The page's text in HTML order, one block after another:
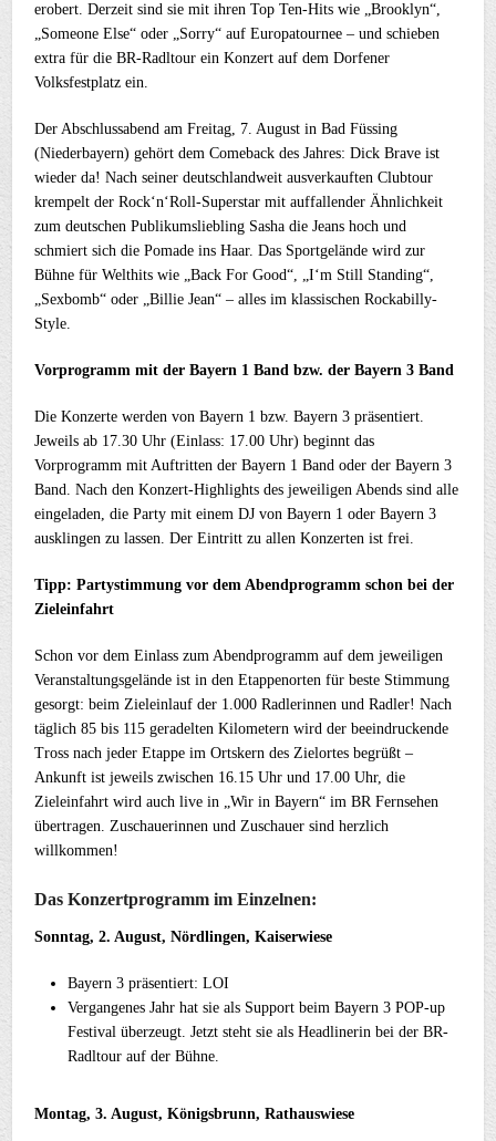
erobert. Derzeit sind sie mit ihren Top Ten-Hits wie „Brooklyn“,
„Someone Else“ oder „Sorry“ auf Europatournee – und schieben
extra für die BR-Radltour ein Konzert auf dem Dorfener
Volksfestplatz ein.
Der Abschlussabend am Freitag, 7. August in Bad Füssing
(Niederbayern) gehört dem Comeback des Jahres: Dick Brave ist
wieder da! Nach seiner deutschlandweit ausverkauften Clubtour
krempelt der Rock‘n‘Roll-Superstar mit auffallender Ähnlichkeit
zum deutschen Publikumsliebling Sasha die Jeans hoch und
schmiert sich die Pomade ins Haar. Das Sportgelände wird zur
Bühne für Welthits wie „Back For Good“, „I‘m Still Standing“,
„Sexbomb“ oder „Billie Jean“ – alles im klassischen Rockabilly-
Style.
Vorprogramm mit der Bayern 1 Band bzw. der Bayern 3 Band
Die Konzerte werden von Bayern 1 bzw. Bayern 3 präsentiert.
Jeweils ab 17.30 Uhr (Einlass: 17.00 Uhr) beginnt das
Vorprogramm mit Auftritten der Bayern 1 Band oder der Bayern 3
Band. Nach den Konzert-Highlights des jeweiligen Abends sind alle
eingeladen, die Party mit einem DJ von Bayern 1 oder Bayern 3
ausklingen zu lassen. Der Eintritt zu allen Konzerten ist frei.
Tipp: Partystimmung vor dem Abendprogramm schon bei der
Zieleinfahrt
Schon vor dem Einlass zum Abendprogramm auf dem jeweiligen
Veranstaltungsgelände ist in den Etappenorten für beste Stimmung
gesorgt: beim Zieleinlauf der 1.000 Radlerinnen und Radler! Nach
täglich 85 bis 115 geradelten Kilometern wird der beeindruckende
Tross nach jeder Etappe im Ortskern des Zielortes begrüßt –
Ankunft ist jeweils zwischen 16.15 Uhr und 17.00 Uhr, die
Zieleinfahrt wird auch live in „Wir in Bayern“ im BR Fernsehen
übertragen. Zuschauerinnen und Zuschauer sind herzlich
willkommen!
Das Konzertprogramm im Einzelnen:
Sonntag, 2. August, Nördlingen, Kaiserwiese
Bayern 3 präsentiert: LOI
Vergangenes Jahr hat sie als Support beim Bayern 3 POP-up
Festival überzeugt. Jetzt steht sie als Headlinerin bei der BR-
Radltour auf der Bühne.
Montag, 3. August, Königsbrunn, Rathauswiese